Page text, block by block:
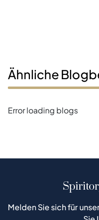
Ähnliche
Error loading blogs
Melden Sie sich für